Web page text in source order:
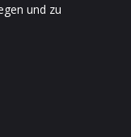
und zu